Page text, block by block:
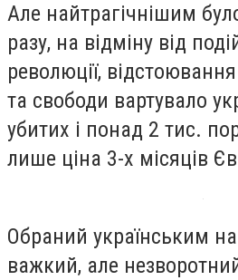
Але найтрагічнішим
разу, на відміну від
революції, відстоювання
та свободи вартувало
убитих і понад 2 тис.
лише ціна 3-х місяців
Обраний українським
важкий, але незворотний